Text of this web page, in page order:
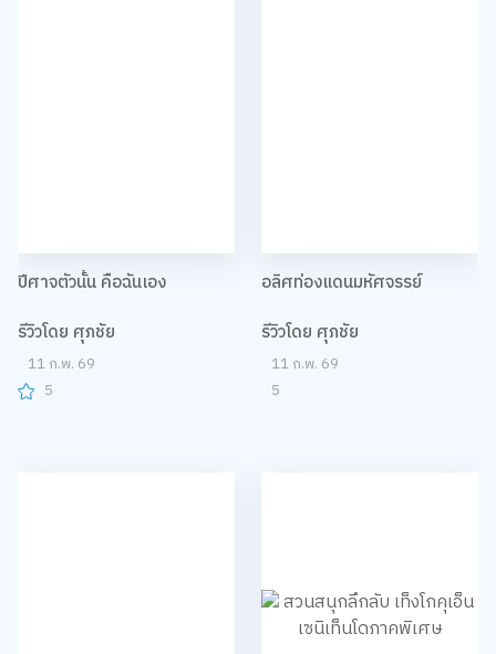
ปีศาจตัวนั้น คือฉันเอง
รีวิวโดย ศุภชัย
11 ก.พ. 69
5
อลิศท่องแดนมหัศจรรย์
รีวิวโดย ศุภชัย
11 ก.พ. 69